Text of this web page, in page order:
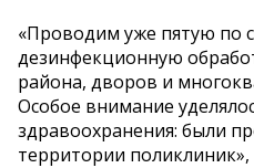
«Проводим уже пятую по
дезинфекционную
района, дворов и
Особое внимание
здравоохранения: были
территории